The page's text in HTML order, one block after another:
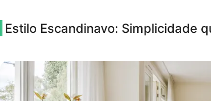
Estilo Escandinavo: Simplicidade